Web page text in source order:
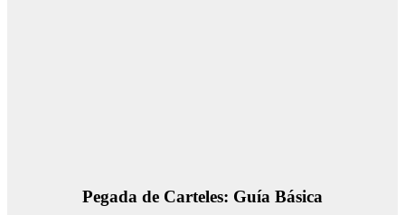
Pegada de Carteles: Guía Básica